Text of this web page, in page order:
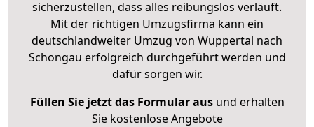
sicherzustellen, dass alles reibungslos verläuft.
Mit der richtigen Umzugsfirma kann ein
deutschlandweiter Umzug von Wuppertal nach
Schongau erfolgreich durchgeführt werden und
dafür sorgen wir.
Füllen Sie jetzt das Formular ausund erhalten
Sie kostenlose Angebote